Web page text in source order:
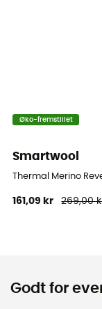
Øko-fremstillet
Smartwool
Thermal Merino
161,09 kr 269,00
Godt for